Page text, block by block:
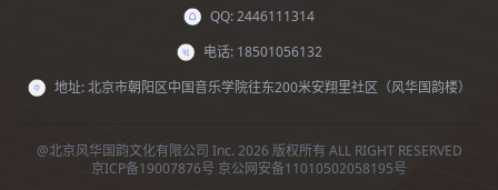
QQ: 2446111314
电话: 18501056132
地址: 北京市朝阳区中国音乐学院往东200米安翔里社区（风华国韵楼）
@北京风华国韵文化有限公司 Inc. 2026 版权所有 ALL RIGHT RESERVED
京ICP备19007876号 京公网安备11010502058195号